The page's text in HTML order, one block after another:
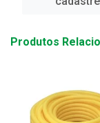
Produtos